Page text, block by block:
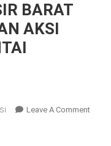
BARAT
AKSI
Leave A CommentOn